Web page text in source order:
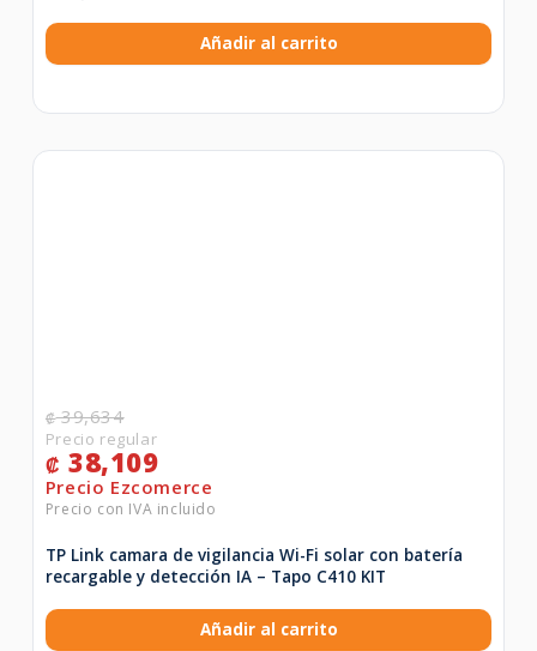
Añadir al carrito
₡39,634
₡ 38,109
TP Link camara de vigilancia Wi-Fi solar con batería
recargable y detección IA – Tapo C410 KIT
Añadir al carrito